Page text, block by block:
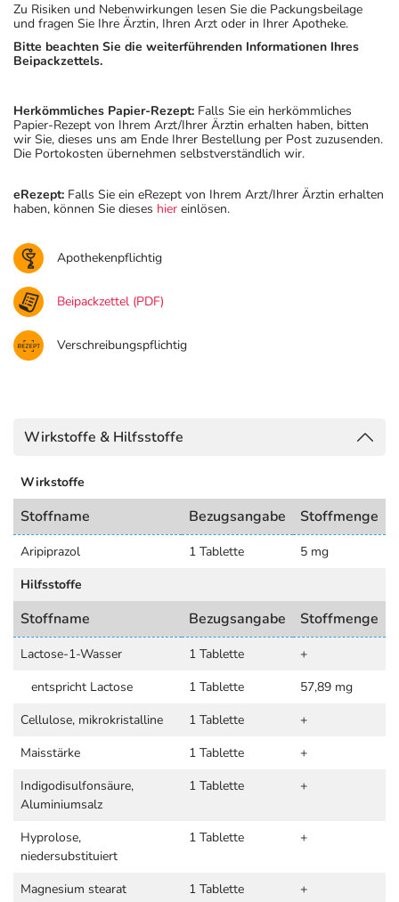
Zu Risiken und Nebenwirkungen lesen Sie die Packungsbeilage
und fragen Sie Ihre Ärztin, Ihren Arzt oder in Ihrer Apotheke.
Bitte beachten Sie die weiterführenden Informationen Ihres
Beipackzettels.
Herkömmliches Papier-Rezept: Falls Sie ein herkömmliches
Papier-Rezept von Ihrem Arzt/Ihrer Ärztin erhalten haben, bitten
wir Sie, dieses uns am Ende Ihrer Bestellung per Post zuzusenden.
Die Portokosten übernehmen selbstverständlich wir.
eRezept: Falls Sie ein eRezept von Ihrem Arzt/Ihrer Ärztin erhalten
haben, können Sie dieses hier einlösen.
Apothekenpflichtig
Beipackzettel (PDF)
Verschreibungspflichtig
Wirkstoffe & Hilfsstoffe
Wirkstoffe
Stoffname Bezugsangabe Stoffmenge
Aripiprazol 1 Tablette
5 mg
Hilfsstoffe
Stoffname Bezugsangabe Stoffmenge
Lactose-1-Wasser 1 Tablette
+
entspricht Lactose
1 Tablette
57,89 mg
Cellulose, mikrokristalline
1 Tablette
+
Maisstärke
1 Tablette
+
Indigodisulfonsäure,
Aluminiumsalz
1 Tablette +
Hyprolose,
niedersubstituiert
1 Tablette +
Magnesium stearat 1 Tablette +